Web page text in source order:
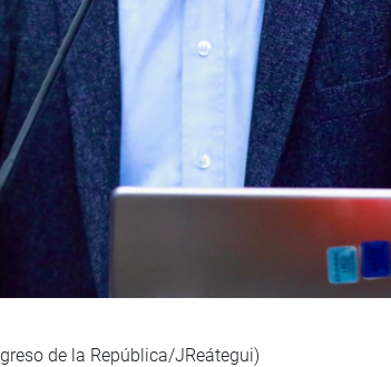
de la República/JReátegui)